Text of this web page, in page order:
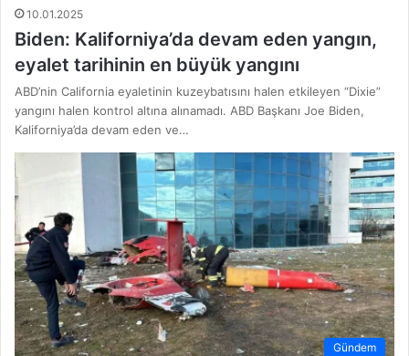
10.01.2025
Biden: Kaliforniya’da devam eden yangın,
eyalet tarihinin en büyük yangını
ABD’nin California eyaletinin kuzeybatısını halen etkileyen “Dixie”
yangını halen kontrol altına alınamadı. ABD Başkanı Joe Biden,
Kaliforniya’da devam eden ve…
Gündem